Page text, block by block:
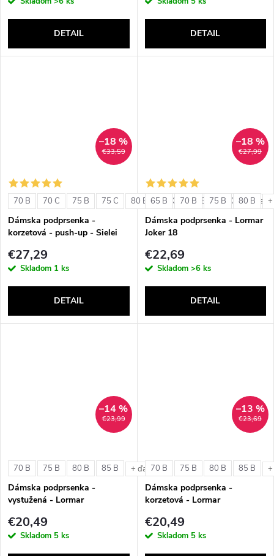
DETAIL DETAIL
€33,59
–18 %
70 B 70 C 75 B 75 C 80 B 80 C 85 B 85 C +
Dámska podprsenka -
korzetová - push-up - Sielei
€27,29
Skladom 1 ks
DETAIL
€27,99
–18 %
65 B 70 B 75 B 80 B
Dámska podprsenka - Lormar
Joker 18
€22,69
Skladom >6 ks
DETAIL
€23,99
–14 %
70 B 75 B 80 B 85 B + ďalšie
Dámska podprsenka -
vystužená - Lormar
€20,49
Skladom 5 ks
€23,69
–13 %
70 B 75 B 80 B 85 B
Dámska podprsenka -
korzetová - Lormar
€20,49
Skladom 5 ks